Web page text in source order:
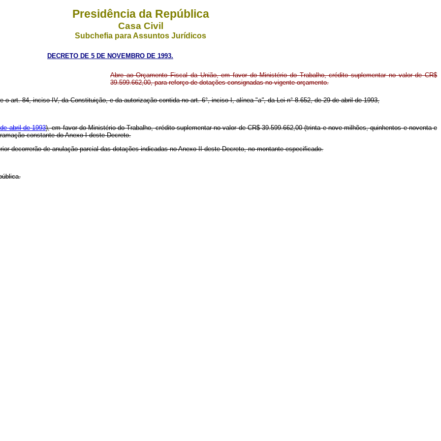
Presidência da República
Casa Civil
Subchefia para Assuntos Jurídicos
DECRETO DE 5 DE NOVEMBRO DE 1993.
Abre ao Orçamento Fiscal da União, em favor do Ministério do Trabalho, crédito suplementar no valor de CR$
39.599.662,00, para reforço de dotações consignadas no vigente orçamento.
o art. 84, inciso IV, da Constituição, e da autorização contida no art. 6°, inciso I, alínea "a", da Lei n° 8.652, de 29 de abril de 1993,
abril de 1993), em favor do Ministério do Trabalho, crédito suplementar no valor de CR$ 39.599.662,00 (trinta e nove milhões, quinhentos e noventa e
constante do Anexo I deste Decreto.
decorrerão de anulação parcial das dotações indicadas no Anexo II deste Decreto, no montante especificado.